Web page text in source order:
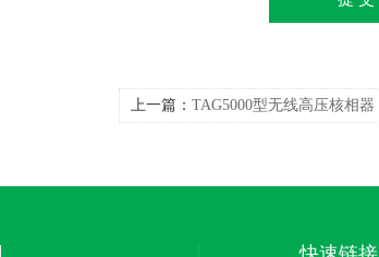
上一篇： TAG5000型无线高压核相器